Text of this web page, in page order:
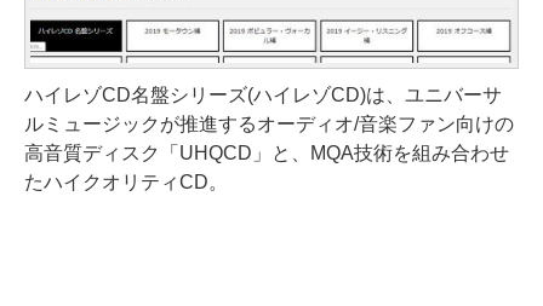
ハイレゾCD名盤シリーズ(ハイレゾCD)は、ユニバーサ
ルミュージックが推進するオーディオ/音楽ファン向けの
高音質ディスク「UHQCD」と、MQA技術を組み合わせ
たハイクオリティCD。